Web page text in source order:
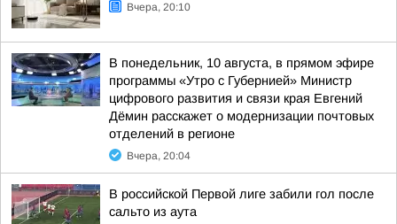
Вчера, 20:10
В понедельник, 10 августа, в прямом эфире
программы «Утро с Губернией» Министр
цифрового развития и связи края Евгений
Дёмин расскажет о модернизации почтовых
отделений в регионе
Вчера, 20:04
В российской Первой лиге забили гол после
сальто из аута